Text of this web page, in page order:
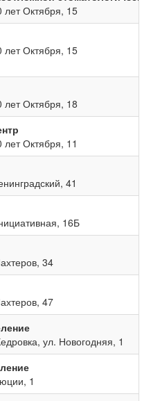
лет Октября, 15
лет Октября, 15
Октября, 18
Октября, 11
41
16Б
34
47
ул. Новогодняя, 1
1